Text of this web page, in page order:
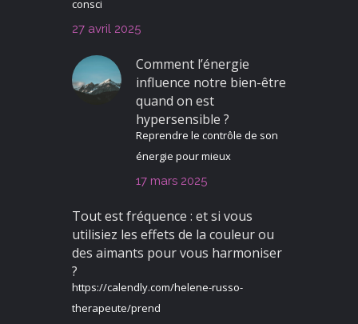
consci
27 avril 2025
Comment l’énergie
influence notre bien-être
quand on est
hypersensible ?
Reprendre le contrôle de son
énergie pour mieux
17 mars 2025
Tout est fréquence : et si vous
utilisiez les effets de la couleur ou
des aimants pour vous harmoniser
?
https://calendly.com/helene-russo-
therapeute/prend